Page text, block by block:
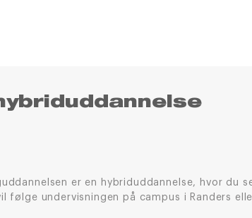
er en hybriduddannelse, hvor du
følge undervisningen på campus i Randers